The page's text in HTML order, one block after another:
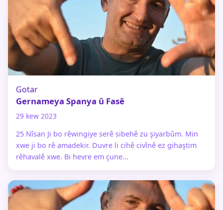
Gotar
Gernameya Spanya û Fasê
29 kew 2023
25 Nîsan Ji bo rêwingiye serê sibehê zu şiyarbûm. Min
xwe ji bo rê amadekir. Duvre li cihê civînê ez gihaştim
rêhavalê xwe. Bi hevre em çune...